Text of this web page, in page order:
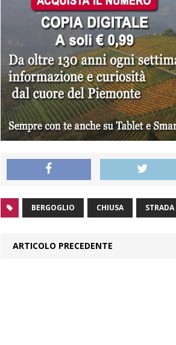
BERGOGLIO CHIUSA STRADA
ARTICOLO PRECEDENTE